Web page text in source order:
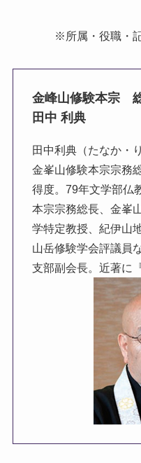
※所属・役職・
金峰山修験本宗
田中 利典
田中利典（たなか・
金峯山修験本宗宗務
得度。79年文学部仏
本宗宗務総長、金峯
学特定教授、紀伊山
山岳修験学会評議員
支部副会長。近著に